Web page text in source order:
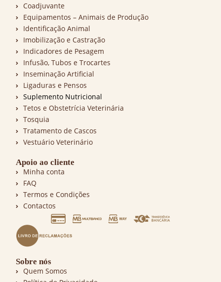
Coadjuvante
Equipamentos – Animais de Produção
Identificação Animal
Imobilização e Castração
Indicadores de Pesagem
Infusão, Tubos e Trocartes
Inseminação Artificial
Ligaduras e Pensos
Suplemento Nutricional
Tetos e Obstetrícia Veterinária
Tosquia
Tratamento de Cascos
Vestuário Veterinário
Apoio ao cliente
Minha conta
FAQ
Termos e Condições
Contactos
Sobre nós
Quem Somos